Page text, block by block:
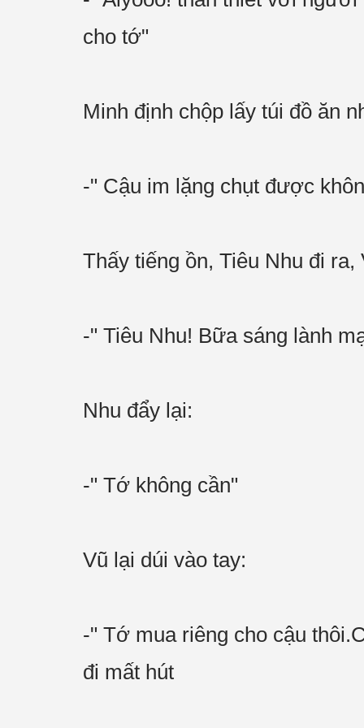
cho tớ"
Minh định chộp lấy túi đồ ăn
-" Cậu im lặng chụt được
Thấy tiếng ồn, Tiêu Nhu đi
-" Tiêu Nhu! Bữa sáng lành
Nhu đẩy lại:
-" Tớ không cần"
Vũ lại dúi vào tay:
-" Tớ mua riêng cho cậu
đi mất hút